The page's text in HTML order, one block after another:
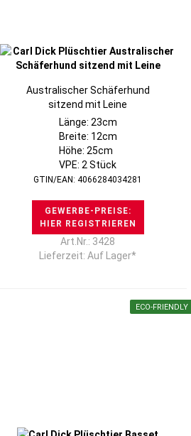
Australischer Schäferhund
sitzend mit Leine
Länge: 23cm
Breite: 12cm
Höhe: 25cm
VPE: 2 Stück
GTIN/EAN: 4066284034281
GEWERBE-PREISE:
HIER REGISTRIEREN
Art.Nr.: 3428
Lieferzeit: Auf Lager*
ECO-FRIENDLY